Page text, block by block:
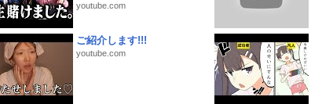
youtube.com
ご紹介します!!!
youtube.com